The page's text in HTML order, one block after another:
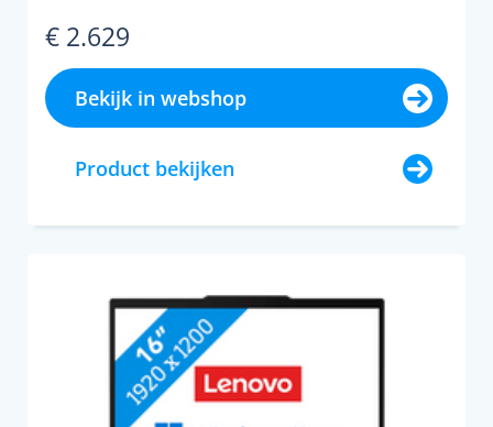
€ 2.629
Bekijk in webshop
Product bekijken